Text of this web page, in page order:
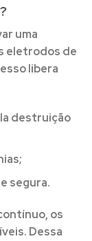
uma
eletrodos de
libera
destruição
segura.
os
Dessa